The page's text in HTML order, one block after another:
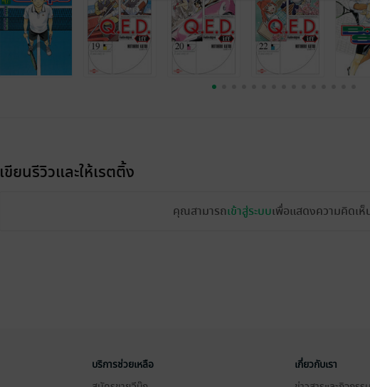
เขียนรีวิวและให้เรตติ้ง
คุณสามารถเข้าสู่ระบบเพื่อแสดงความคิดเห็
บริการช่วยเหลือ
เกี่ยวกับเรา